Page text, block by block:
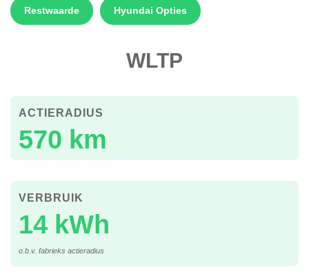
Restwaarde Hyundai Opties
WLTP
570 km
ACTIERADIUS
14 kWh
VERBRUIK
o.b.v. fabrieks actieradius